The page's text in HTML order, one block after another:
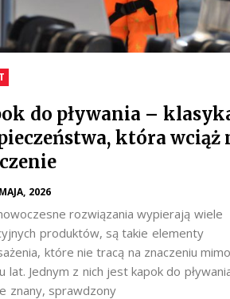
do pływania –
która wciąż
2026
rozwiązania wypierają wiele
produktów, są takie elementy
które nie tracą na znaczeniu mimo
lat. Jednym z nich jest kapok do
znany, sprawdzony